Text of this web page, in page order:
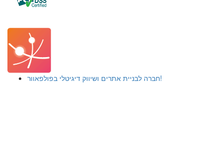
חברה לבניית אתרים ושיווק דיגיטלי בפולפאוור!